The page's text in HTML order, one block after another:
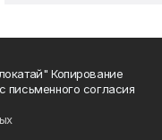
Копирование
письменного согласия